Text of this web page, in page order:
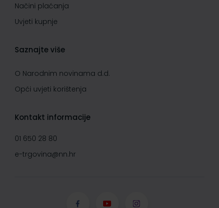
Načini plaćanja
Uvjeti kupnje
Saznajte više
O Narodnim novinama d.d.
Opći uvjeti korištenja
Kontakt informacije
01 650 28 80
e-trgovina@nn.hr